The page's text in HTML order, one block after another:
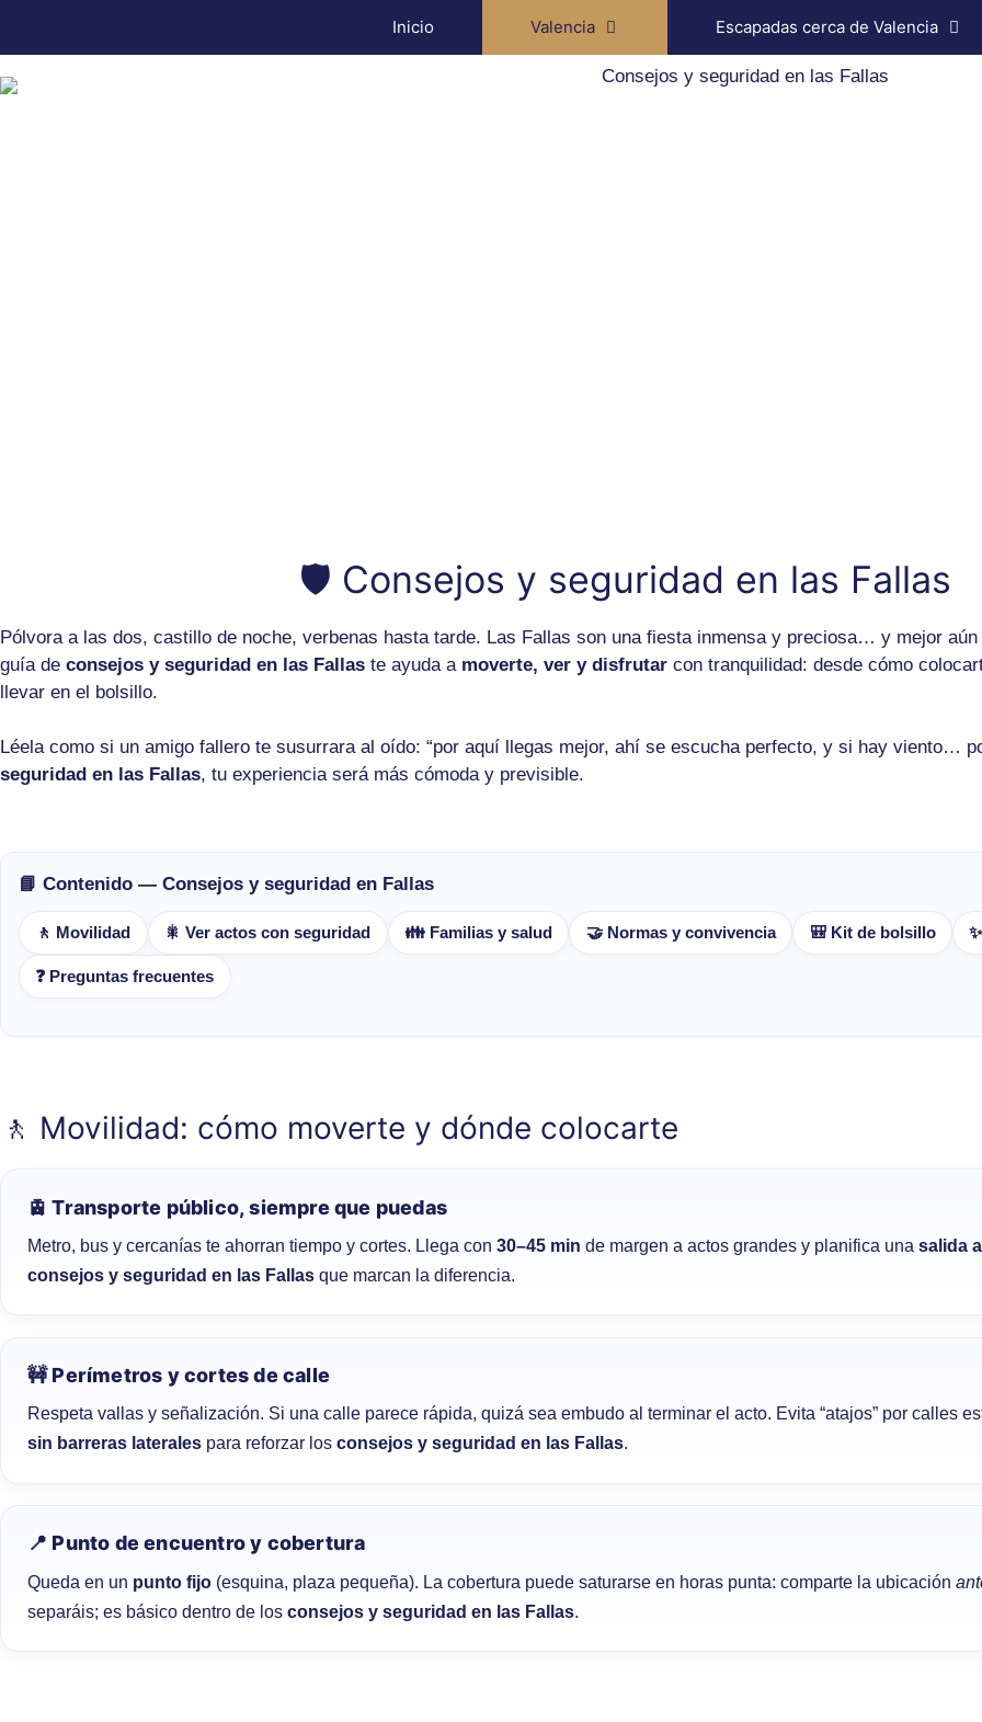
Inicio Valencia Escapadas cerca de Valencia
🛡️ Consejos y seguridad en las Fallas
Pólvora a las dos, castillo de noche, verbenas hasta tarde. Las Fallas son una fiesta inmensa y preciosa… y mejor
guía de consejos y seguridad en las Fallas te ayuda a moverte, ver y disfrutar con tranquilidad: desde cómo
llevar en el bolsillo.
Léela como si un amigo fallero te susurrara al oído: “por aquí llegas mejor, ahí se escucha perfecto, y si hay viento…
seguridad en las Fallas, tu experiencia será más cómoda y previsible.
📘 Contenido — Consejos y seguridad en Fallas
🚶 Movilidad 🎇 Ver actos con seguridad 👪 Familias y salud 🤝 Normas y convivencia 🎒 Kit de bolsillo
❓ Preguntas frecuentes
🚶 Movilidad: cómo moverte y dónde colocarte
🚊 Transporte público, siempre que puedas
Metro, bus y cercanías te ahorran tiempo y cortes. Llega con 30–45 min de margen a actos grandes y planifica una salida
consejos y seguridad en las Fallas que marcan la diferencia.
🚧 Perímetros y cortes de calle
Respeta vallas y señalización. Si una calle parece rápida, quizá sea embudo al terminar el acto. Evita “atajos” por calles
sin barreras laterales para reforzar los consejos y seguridad en las Fallas.
📍 Punto de encuentro y cobertura
Queda en un punto fijo (esquina, plaza pequeña). La cobertura puede saturarse en horas punta: comparte la ubicación
separáis; es básico dentro de los consejos y seguridad en las Fallas.